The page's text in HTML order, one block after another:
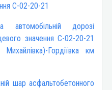
С-02-20-21
автомобільній дорозі
значення С-02-20-21
Михайлівка)-Гордіївка км
шар асфальтобетонного